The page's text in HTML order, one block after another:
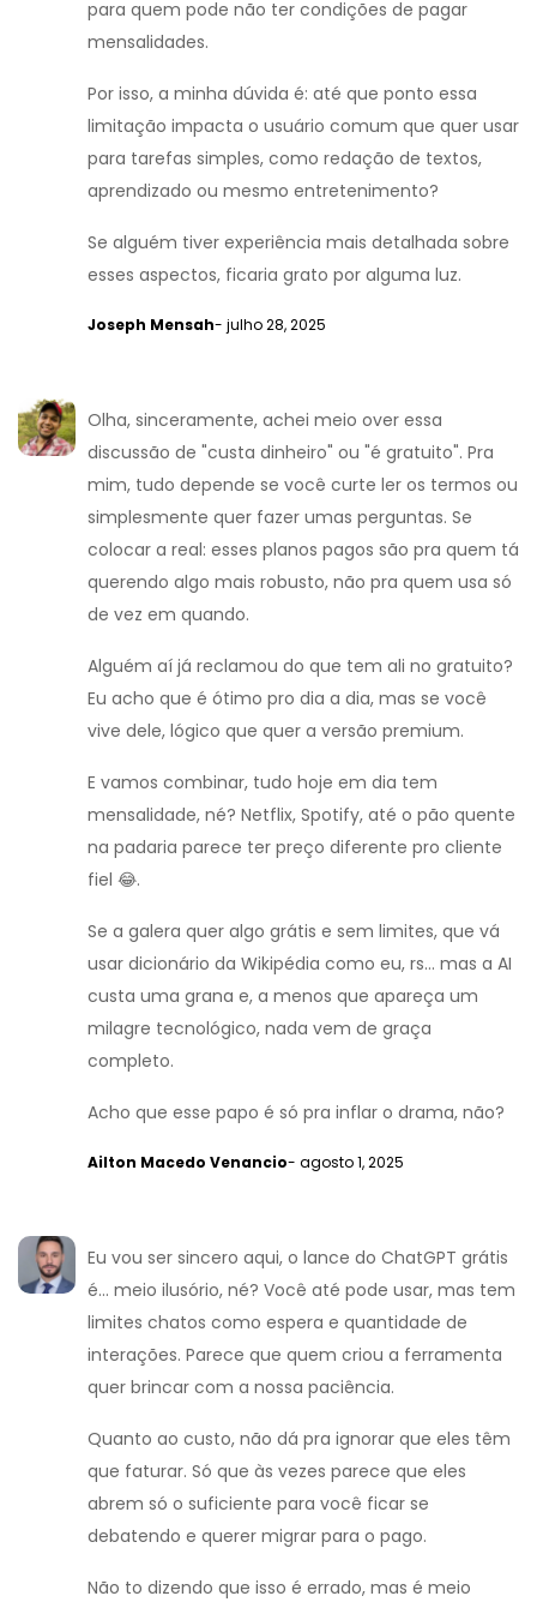
para quem pode não ter condições de pagar
mensalidades.
Por isso, a minha dúvida é: até que ponto essa
limitação impacta o usuário comum que quer usar
para tarefas simples, como redação de textos,
aprendizado ou mesmo entretenimento?
Se alguém tiver experiência mais detalhada sobre
esses aspectos, ficaria grato por alguma luz.
Joseph Mensah- julho 28, 2025
Olha, sinceramente, achei meio over essa
discussão de "custa dinheiro" ou "é gratuito". Pra
mim, tudo depende se você curte ler os termos ou
simplesmente quer fazer umas perguntas. Se
colocar a real: esses planos pagos são pra quem tá
querendo algo mais robusto, não pra quem usa só
de vez em quando.
Alguém aí já reclamou do que tem ali no gratuito?
Eu acho que é ótimo pro dia a dia, mas se você
vive dele, lógico que quer a versão premium.
E vamos combinar, tudo hoje em dia tem
mensalidade, né? Netflix, Spotify, até o pão quente
na padaria parece ter preço diferente pro cliente
fiel 😂.
Se a galera quer algo grátis e sem limites, que vá
usar dicionário da Wikipédia como eu, rs... mas a AI
custa uma grana e, a menos que apareça um
milagre tecnológico, nada vem de graça
completo.
Acho que esse papo é só pra inflar o drama, não?
Ailton Macedo Venancio- agosto 1, 2025
Eu vou ser sincero aqui, o lance do ChatGPT grátis
é... meio ilusório, né? Você até pode usar, mas tem
limites chatos como espera e quantidade de
interações. Parece que quem criou a ferramenta
quer brincar com a nossa paciência.
Quanto ao custo, não dá pra ignorar que eles têm
que faturar. Só que às vezes parece que eles
abrem só o suficiente para você ficar se
debatendo e querer migrar para o pago.
Não to dizendo que isso é errado, mas é meio